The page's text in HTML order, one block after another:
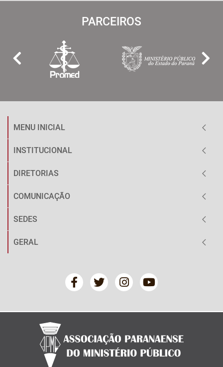
PARCEIROS
MENU INICIAL
INSTITUCIONAL
DIRETORIAS
COMUNICAÇÃO
SEDES
GERAL